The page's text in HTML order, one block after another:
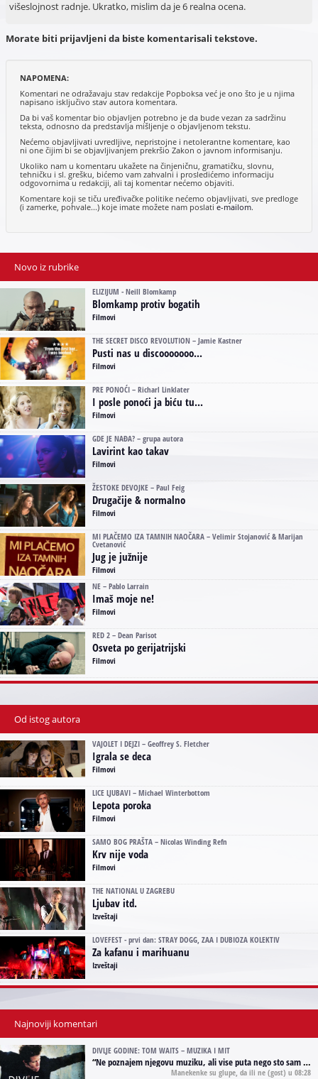
višeslojnost radnje. Ukratko, mislim da je 6 realna ocena.
Morate biti prijavljeni da biste komentarisali tekstove.
NAPOMENA:
Komentari ne odražavaju stav redakcije Popboksa već je ono što je u njima
napisano isključivo stav autora komentara.
Da bi vaš komentar bio objavljen potrebno je da bude vezan za sadržinu
teksta, odnosno da predstavlja mišljenje o objavljenom tekstu.
Nećemo objavljivati uvredljive, nepristojne i netolerantne komentare, kao
ni one čijim bi se objavljivanjem prekršio Zakon o javnom informisanju.
Ukoliko nam u komentaru ukažete na činjeničnu, gramatičku, slovnu,
tehničku i sl. grešku, bićemo vam zahvalni i prosledićemo informaciju
odgovornima u redakciji, ali taj komentar nećemo objaviti.
Komentare koji se tiču uređivačke politike nećemo objavljivati, sve predloge
(i zamerke, pohvale...) koje imate možete nam poslatie-mailom.
Novo iz rubrike
ELIZIJUM - Neill Blomkamp
Blomkamp protiv bogatih
Filmovi
THE SECRET DISCO REVOLUTION – Jamie Kastner
Pusti nas u discooooooo...
Filmovi
PRE PONOĆI – Richarl Linklater
I posle ponoći ja biću tu...
Filmovi
GDE JE NAĐA? – grupa autora
Lavirint kao takav
Filmovi
ŽESTOKE DEVOJKE – Paul Feig
Drugačije & normalno
Filmovi
MI PLAČEMO IZA TAMNIH NAOČARA – Velimir Stojanović & Marijan
Cvetanović
Jug je južnije
Filmovi
NE – Pablo Larrain
Imaš moje ne!
Filmovi
RED 2 – Dean Parisot
Osveta po gerijatrijski
Filmovi
Od istog autora
VAJOLET I DEJZI – Geoffrey S. Fletcher
Igrala se deca
Filmovi
LICE LJUBAVI – Michael Winterbottom
Lepota poroka
Filmovi
SAMO BOG PRAŠTA – Nicolas Winding Refn
Krv nije voda
Filmovi
THE NATIONAL U ZAGREBU
Ljubav itd.
Izveštaji
LOVEFEST - prvi dan: STRAY DOGG, ZAA I DUBIOZA KOLEKTIV
Za kafanu i marihuanu
Izveštaji
Najnoviji komentari
DIVLJE GODINE: TOM WAITS – MUZIKA I MIT
“Ne poznajem njegovu muziku, ali vise puta nego sto sam to zazeleo gledao sam njegove umjetnicke slike na raznim stranama interneta. Te stoga zakljucujem da je Tom Waits Lady Gaga muzike namrstenih, ma
Manekenke su glupe, da ili ne (gost) u 08:28